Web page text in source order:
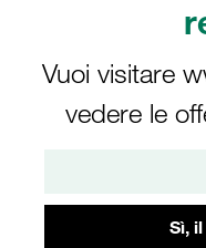
Vuoi visitare
vedere le
Sì,
Canada
Scoprite di più sul
Canada